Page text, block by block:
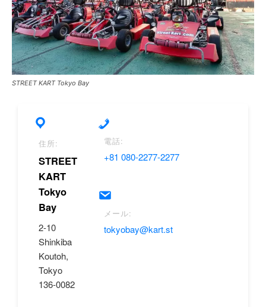
STREET KART Tokyo Bay
住所:
STREET
KART
Tokyo
Bay
2-10
Shinkiba
Koutoh,
Tokyo
136-0082
電話:
+81 080-2277-2277
メール:
tokyobay@kart.st